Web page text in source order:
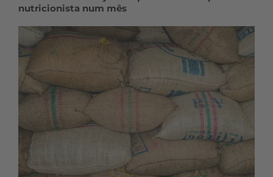
nutricionista num mês